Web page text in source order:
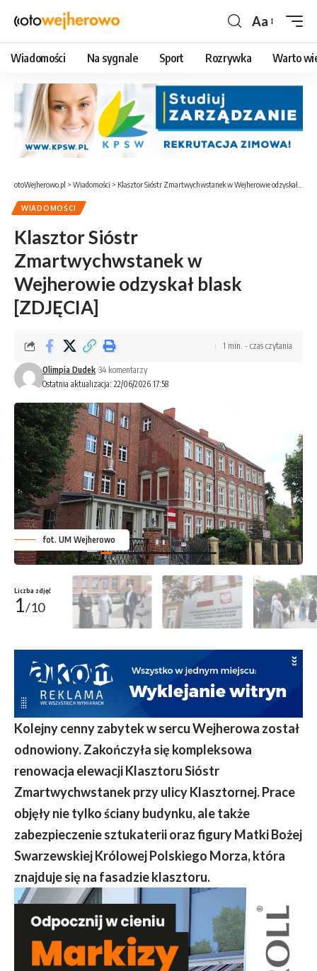
Czcionka
Aa
Wiadomości Na sygnale Sport Rozrywka Warto
otoWejherowo.pl > Wiadomości > Klasztor Sióstr Zmartwychwstanek w Wejherowie odzyskał blask [ZDJĘCIA]
WIADOMOŚCI
Klasztor Sióstr
Zmartwychwstanek w
Wejherowie odzyskał blask
[ZDJĘCIA]
Ostatnia aktualizacja: 22/06/2026 17:58
Olimpia Dudek 34 komentarzy
1 min. - czas czytania
fot. UM Wejherowo
Liczba zdjęć
1/10
Kolejny cenny zabytek w sercu Wejherowa został
odnowiony. Zakończyła się kompleksowa
renowacja elewacji Klasztoru Sióstr
Zmartwychwstanek przy ulicy Klasztornej. Prace
objęły nie tylko ściany budynku, ale także
zabezpieczenie sztukaterii oraz figury Matki Bożej
Swarzewskiej Królowej Polskiego Morza, która
znajduje się na fasadzie klasztoru.